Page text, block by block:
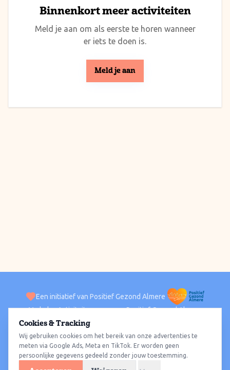
Binnenkort meer activiteiten
Meld je aan om als eerste te horen wanneer
er iets te doen is.
Meld je aan
Een initiatief van Positief Gezond Almere
VerhalenActiviteiten Positief Gezond Almere
ACTIVITEITEN PER WIJK
Alle wijkenAlmere HavenAlmere StadAlmere BuitenAlmere Poort
Almere HoutAlmere OosterwoldWat te doen
Cookies & Tracking
Wij gebruiken cookies om het bereik van onze advertenties te
meten via Google Ads, Meta en TikTok. Er worden geen
persoonlijke gegevens gedeeld zonder jouw toestemming.